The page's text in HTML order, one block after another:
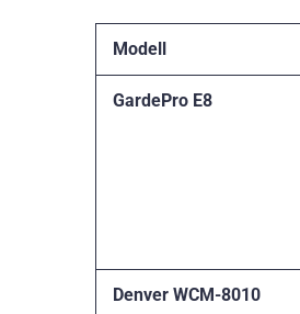
Modell
GardePro E8
Denver WCM-8010